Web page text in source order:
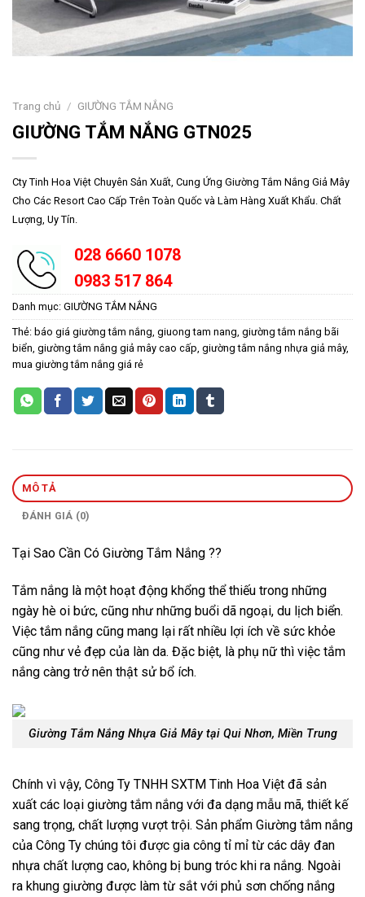
Trang chủ / GIƯỜNG TẮM NẮNG
GIƯỜNG TẮM NẮNG GTN025
Cty Tinh Hoa Việt Chuyên Sản Xuất, Cung Ứng Giường Tắm Nắng Giả Mây
Cho Các Resort Cao Cấp Trên Toàn Quốc và Làm Hàng Xuất Khẩu. Chất
Lượng, Uy Tín.
028 6660 1078
0983 517 864
Danh mục: GIƯỜNG TẮM NẮNG
Thẻ: báo giá giường tắm nắng, giuong tam nang, giường tắm nắng bãi
biển, giường tắm nắng giả mây cao cấp, giường tắm nắng nhựa giả mây,
mua giường tắm nắng giá rẻ
MÔ TẢ
ĐÁNH GIÁ (0)
Tại Sao Cần Có Giường Tắm Nắng ??
Tắm nắng là một hoạt động khổng thể thiếu trong những
ngày hè oi bức, cũng như những buổi dã ngoại, du lịch biển.
Việc tắm nắng cũng mang lại rất nhiều lợi ích về sức khỏe
cũng như vẻ đẹp của làn da. Đặc biệt, là phụ nữ thì việc tắm
nắng càng trở nên thật sử bổ ích.
Giường Tắm Nắng Nhựa Giả Mây tại Qui Nhơn, Miền Trung
Chính vì vậy, Công Ty TNHH SXTM Tinh Hoa Việt đã sản
xuất các loại giường tắm nắng với đa dạng mẫu mã, thiết kế
sang trọng, chất lượng vượt trội. Sản phẩm Giường tắm nắng
của Công Ty chúng tôi được gia công tỉ mỉ từ các dây đan
nhựa chất lượng cao, không bị bung tróc khi ra nắng. Ngoài
ra khung giường được làm từ sắt với phủ sơn chống nắng